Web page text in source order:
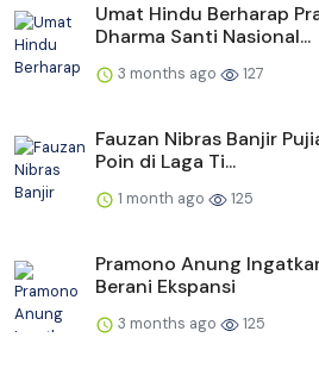
Umat Hindu Berharap
Dharma Santi Nasional...
3 months ago 127
Fauzan Nibras Banjir
Poin di Laga Ti...
1 month ago 125
Pramono Anung
Berani Ekspansi
3 months ago 125